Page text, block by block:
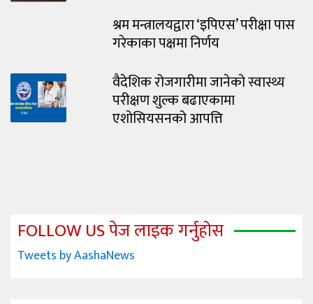
श्रम मन्त्रालयद्वारा ‘इपिएस’ परीक्षा पास
गरेकाका पक्षमा निर्णय
वैदेशिक रोजगारीमा जानेको स्वास्थ्य
परीक्षण शुल्क बढाएकामा
एशोसियसनको आपत्ति
FOLLOW US पेज लाइक गर्नुहोस
Tweets by AashaNews